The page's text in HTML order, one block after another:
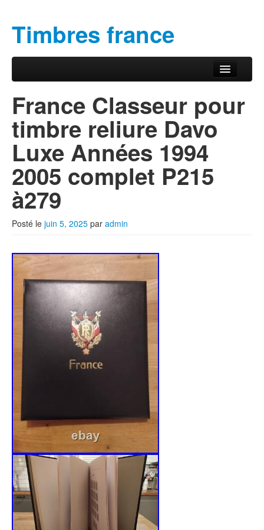
Timbres france
Menu principal
France Classeur pour
timbre reliure Davo
Luxe Années 1994
2005 complet P215
à279
Posté le juin 5, 2025 par admin